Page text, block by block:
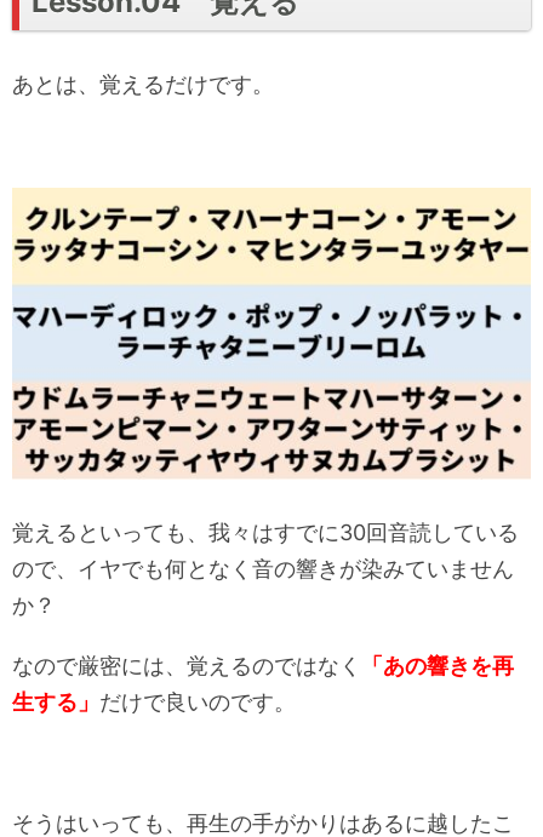
あとは、覚えるだけです。
覚えるといっても、我々はすでに30回音読している
ので、イヤでも何となく音の響きが染みていません
か？
なので厳密には、覚えるのではなく
「あの響きを再
生する」 だけで良いのです。
そうはいっても、再生の手がかりはあるに越したこ